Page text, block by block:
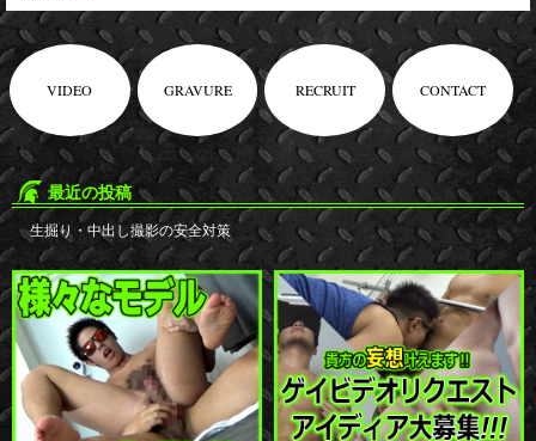
VIDEO GRAVURE RECRUIT CONTACT
最近の投稿
生掘り・中出し撮影の安全対策